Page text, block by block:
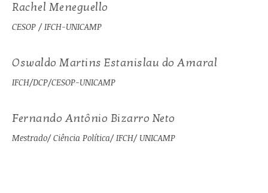
Rachel Meneguello
CESOP / IFCH-UNICAMP
Oswaldo Martins Estanislau do Amaral
IFCH/DCP/CESOP-UNICAMP
Fernando Antônio Bizarro Neto
Mestrado/ Ciência Política/ IFCH/ UNICAMP